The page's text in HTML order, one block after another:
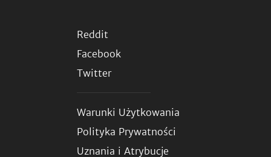
Reddit
Facebook
Twitter
Warunki Użytkowania
Polityka Prywatności
Uznania i Atrybucje